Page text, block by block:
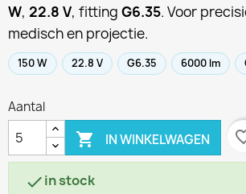
W, 22.8 V, fitting G6.35. Voor
medisch en projectie.
150 W 22.8 V G6.35 6000 lm
Aantal
 IN WINKELWAGEN
in stock